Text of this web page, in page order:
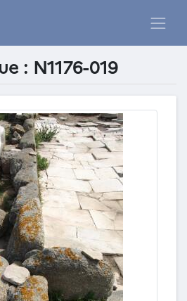
: N1176-019